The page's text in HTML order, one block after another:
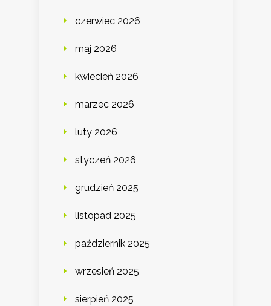
czerwiec 2026
maj 2026
kwiecień 2026
marzec 2026
luty 2026
styczeń 2026
grudzień 2025
listopad 2025
październik 2025
wrzesień 2025
sierpień 2025